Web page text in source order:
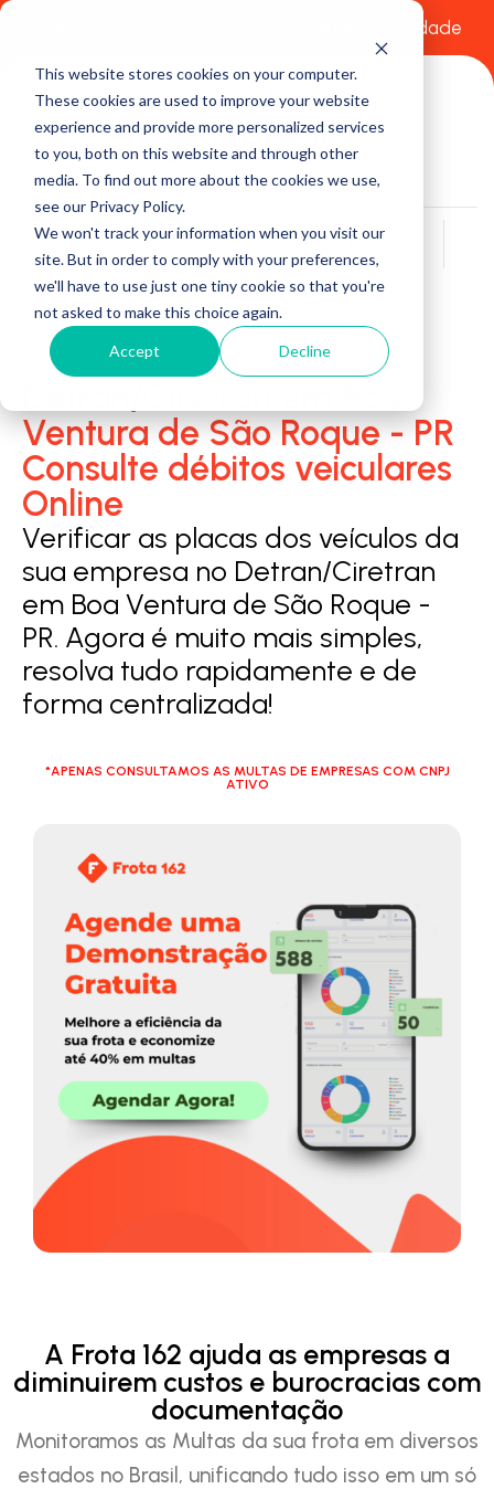
This website stores cookies on your computer.
These cookies are used to improve your website
experience and provide more personalized services
to you, both on this website and through other
media. To find out more about the cookies we use,
see our Privacy Policy.
We won't track your information when you visit our
site. But in order to comply with your preferences,
we'll have to use just one tiny cookie so that you're
not asked to make this choice again.
Accept Decline
Política de Privacidade
Buscar
Ventura de São Roque - PR
Consulte débitos veiculares
Online
Verificar as placas dos veículos da
sua empresa no Detran/Ciretran
em Boa Ventura de São Roque -
PR. Agora é muito mais simples,
resolva tudo rapidamente e de
forma centralizada!
*APENAS CONSULTAMOS AS MULTAS DE EMPRESAS COM CNPJ
ATIVO
A Frota 162 ajuda as empresas a
diminuirem custos e burocracias com
documentação
Monitoramos as Multas da sua frota em diversos
estados no Brasil, unificando tudo isso em um só